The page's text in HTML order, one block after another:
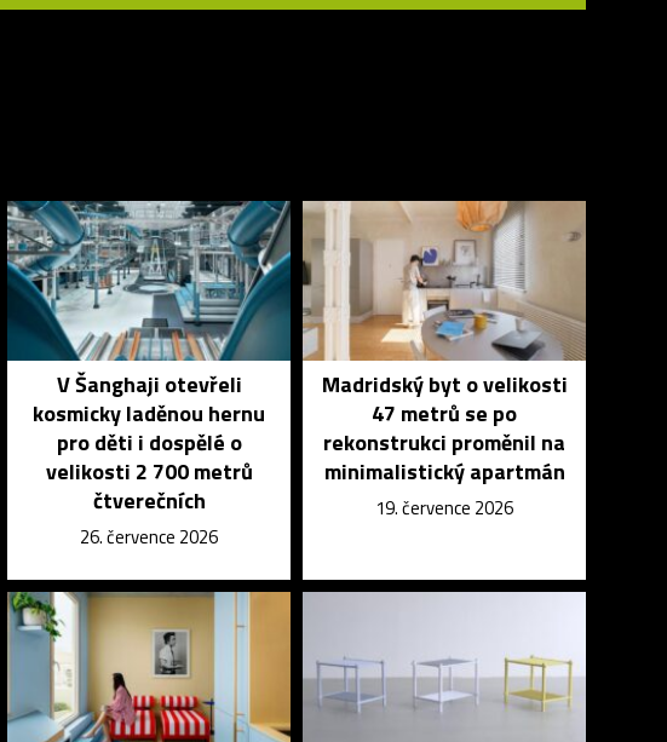
V Šanghaji otevřeli
kosmicky laděnou hernu
pro děti i dospělé o
velikosti 2 700 metrů
čtverečních
26. července 2026
Madridský byt o velikosti
47 metrů se po
rekonstrukci proměnil na
minimalistický apartmán
19. července 2026